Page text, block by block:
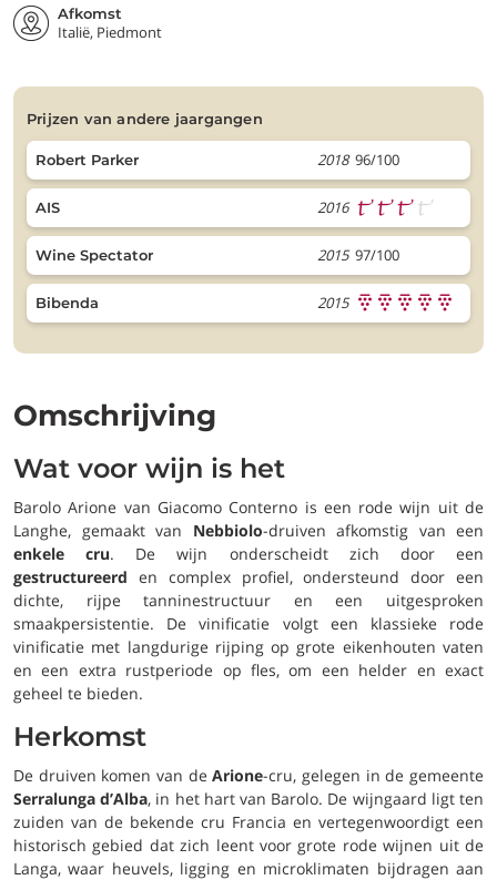
Afkomst
Italië, Piedmont
prijzen van andere jaargangen
Robert Parker 2018 96/100
AIS 2016
Wine Spectator 2015 97/100
Bibenda 2015
Omschrijving
Wat voor wijn is het
Barolo Arione van Giacomo Conterno is een rode wijn uit de
Langhe, gemaakt van Nebbiolo-druiven afkomstig van een
enkele cru. De wijn onderscheidt zich door een
gestructureerd en complex profiel, ondersteund door een
dichte, rijpe tanninestructuur en een uitgesproken
smaakpersistentie. De vinificatie volgt een klassieke rode
vinificatie met langdurige rijping op grote eikenhouten vaten
en een extra rustperiode op fles, om een helder en exact
geheel te bieden.
Herkomst
De druiven komen van deArione-cru, gelegen in de gemeente
Serralunga d’Alba, in het hart van Barolo. De wijngaard ligt ten
zuiden van de bekende cru Francia en vertegenwoordigt een
historisch gebied dat zich leent voor grote rode wijnen uit de
Langa, waar heuvels, ligging en microklimaten bijdragen aan